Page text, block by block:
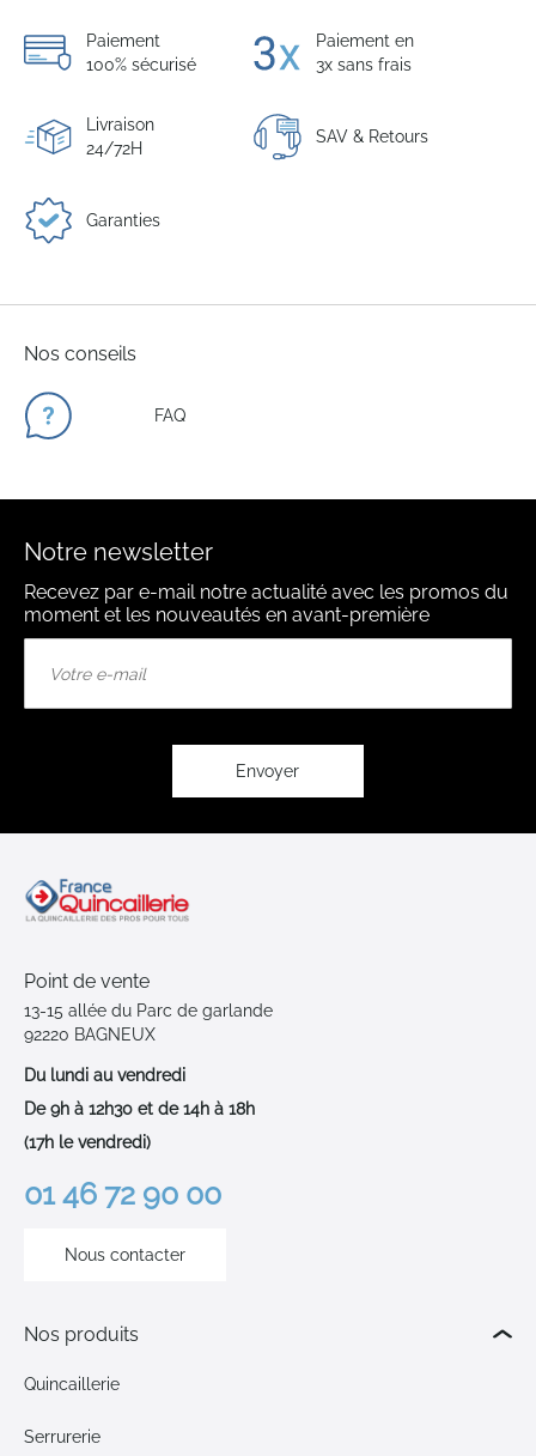
Paiement
100% sécurisé
Paiement en
3x sans frais
Livraison
24/72H
SAV & Retours
Garanties
Nos conseils
FAQ
Notre newsletter
Recevez par e-mail notre actualité avec les promos du
moment et les nouveautés en avant-première
Envoyer
Point de vente
13-15 allée du Parc de garlande
92220 BAGNEUX
Du lundi au vendredi
De 9h à 12h30 et de 14h à 18h
(17h le vendredi)
01 46 72 90 00
Nous contacter
Nos produits
Quincaillerie
Serrurerie